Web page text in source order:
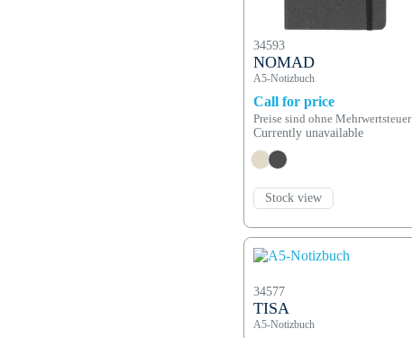
34593
NOMAD
A5-Notizbuch
Call for price
Preise sind ohne Mehrwertsteuer
Currently unavailable
Stock view
34577
TISA
A5-Notizbuch